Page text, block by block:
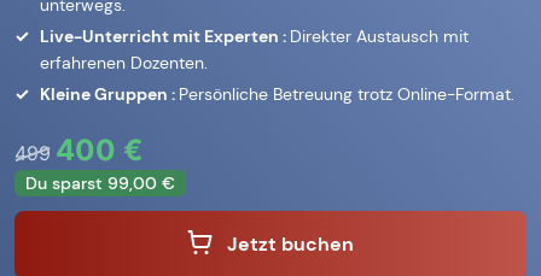
unterwegs.
Live-Unterricht mit Experten : Direkter Austausch mit
erfahrenen Dozenten.
Kleine Gruppen : Persönliche Betreuung trotz Online-Format.
499 400 €
Du sparst 99,00 €
Jetzt buchen